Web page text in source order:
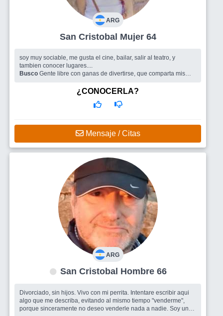
ARG
San Cristobal Mujer 64
soy muy sociable, me gusta el cine, bailar, salir al teatro, y
tambien conocer lugares....
Busco Gente libre con ganas de divertirse, que comparta mis
¿CONOCERLA?
Mensaje / Citas
ARG
San Cristobal Hombre 66
Divorciado, sin hijos. Vivo con mi perrita. Intentare escribir aqui
algo que me describa, evitando al mismo tiempo "venderme",
porque sinceramente no deseo venderle nada a nadie. Soy una